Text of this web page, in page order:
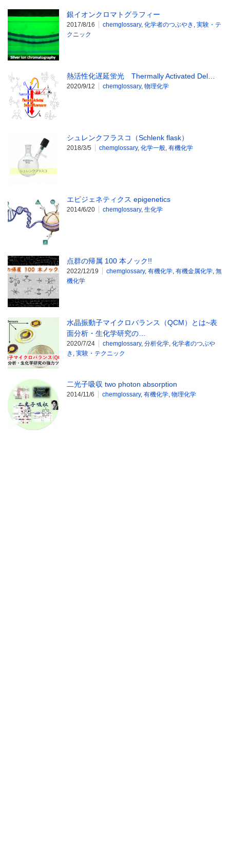
銀イオンクロマトグラフィー
2017/8/16 chemglossary, 化学者のつぶやき , 実験・テ
クニック
熱活性化遅延蛍光 Thermally Activated Del…
2020/9/12 chemglossary, 物理化学
シュレンクフラスコ（Schlenk flask）
2018/3/5 chemglossary, 化学一般, 有機化学
エピジェネティクス epigenetics
2014/6/20 chemglossary, 生化学
点群の帰属 100 本ノック!!
2022/12/19 chemglossary, 有機化学, 有機金属化学, 無
機化学
水晶振動子マイクロバランス（QCM）とは~表
面分析・生化学研究の…
2020/7/24 chemglossary, 分析化学, 化学者のつぶや
き , 実験・テクニック
二光子吸収 two photon absorption
2014/11/6 chemglossary, 有機化学, 物理化学